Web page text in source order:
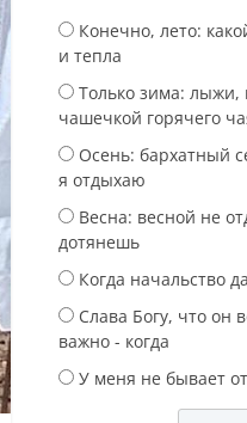
Конечно, лето:
и тепла
Только зима: лыжи,
чашечкой горячего
Осень: бархатный
я отдыхаю
Весна: весной не
дотянешь
Когда начальство
Слава Богу, что он
важно - когда
У меня не бывает